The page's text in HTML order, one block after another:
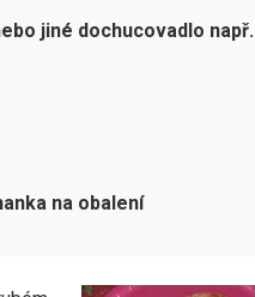
jiné dochucovadlo např.
na obalení